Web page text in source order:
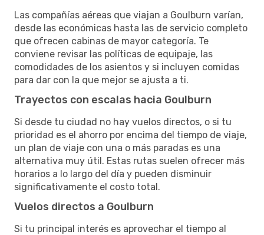
Las compañías aéreas que viajan a Goulburn varían,
desde las económicas hasta las de servicio completo
que ofrecen cabinas de mayor categoría. Te
conviene revisar las políticas de equipaje, las
comodidades de los asientos y si incluyen comidas
para dar con la que mejor se ajusta a ti.
Trayectos con escalas hacia Goulburn
Si desde tu ciudad no hay vuelos directos, o si tu
prioridad es el ahorro por encima del tiempo de viaje,
un plan de viaje con una o más paradas es una
alternativa muy útil. Estas rutas suelen ofrecer más
horarios a lo largo del día y pueden disminuir
significativamente el costo total.
Vuelos directos a Goulburn
Si tu principal interés es aprovechar el tiempo al